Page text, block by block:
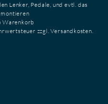
Lenker, Pedale, und evtl. das
Warenkorb
zzgl. Versandkosten.